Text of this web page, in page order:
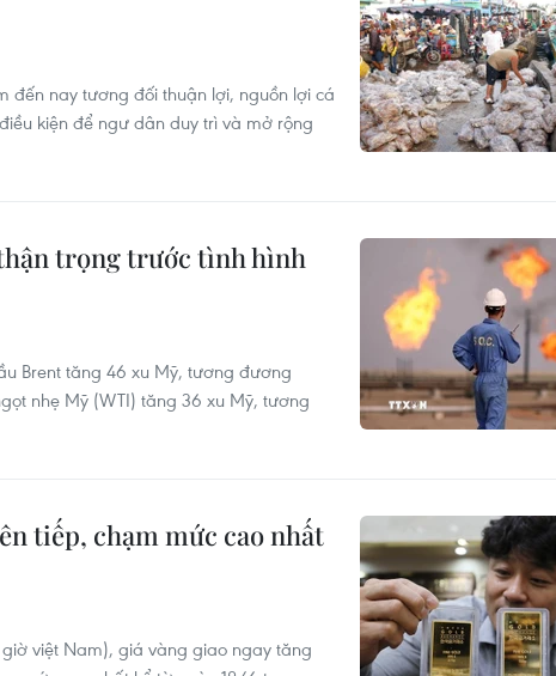
đến nay tương đối thuận lợi, nguồn lợi cá
kiện để ngư dân duy trì và mở rộng
trọng trước tình hình
Brent tăng 46 xu Mỹ, tương đương
nhẹ Mỹ (WTI) tăng 36 xu Mỹ, tương
tiếp, chạm mức cao nhất
việt Nam), giá vàng giao ngay tăng